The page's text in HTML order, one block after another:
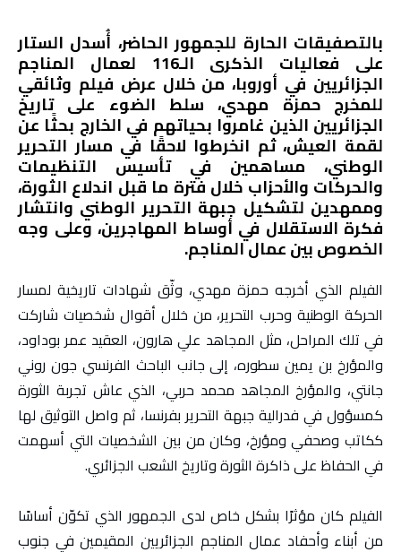
بالتصفيقات الحارة للجمهور الحاضر، أُسدل الستار
على فعاليات الذكرى الـ116 لعمال المناجم
الجزائريين في أوروبا، من خلال عرض فيلم وثائقي
للمخرج حمزة مهدي، سلط الضوء على تاريخ
الجزائريين الذين غامروا بحياتهم في الخارج بحثًا عن
لقمة العيش، ثم انخرطوا لاحقًا في مسار التحرير
الوطني، مساهمين في تأسيس التنظيمات
والحركات والأحزاب خلال فترة ما قبل اندلاع الثورة،
وممهدين لتشكيل جبهة التحرير الوطني وانتشار
فكرة الاستقلال في أوساط المهاجرين، وعلى وجه
الخصوص بين عمال المناجم.
الفيلم الذي أخرجه حمزة مهدي، وثّق شهادات تاريخية لمسار
الحركة الوطنية وحرب التحرير، من خلال أقوال شخصيات شاركت
في تلك المراحل، مثل المجاهد علي هارون، العقيد عمر بوداود،
والمؤرخ بن يمين سطوره، إلى جانب الباحث الفرنسي جون روني
جانتي، والمؤرخ المجاهد محمد حربي، الذي عاش تجربة الثورة
كمسؤول في فدرالية جبهة التحرير بفرنسا، ثم واصل التوثيق لها
ككاتب وصحفي ومؤرخ، وكان من بين الشخصيات التي أسهمت
في الحفاظ على ذاكرة الثورة وتاريخ الشعب الجزائري.
الفيلم كان مؤثرًا بشكل خاص لدى الجمهور الذي تكوّن أساسًا
من أبناء وأحفاد عمال المناجم الجزائريين المقيمين في جنوب